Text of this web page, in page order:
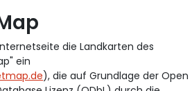
die Landkarten des
ein
), die auf Grundlage der Open